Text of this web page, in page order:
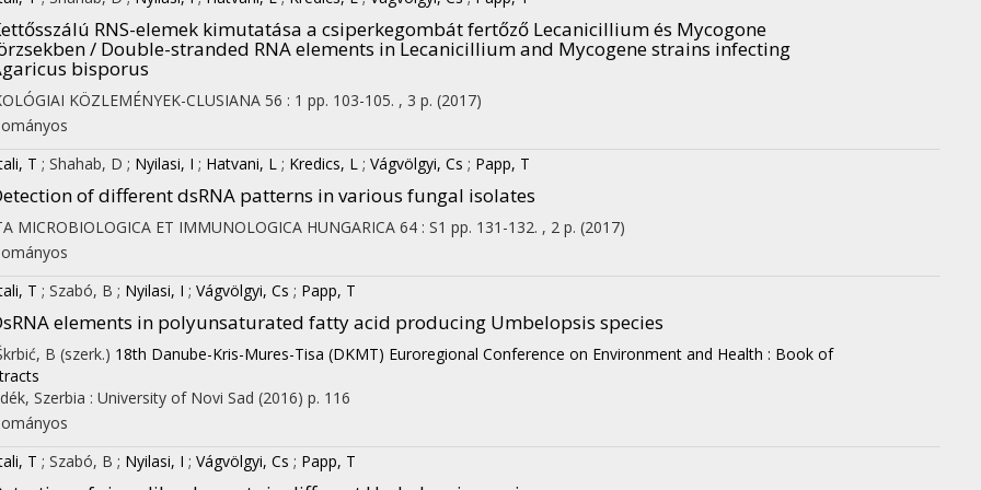
RNS-elemek kimutatása a csiperkegombát fertőző Lecanicillium és Mycogone
/ Double-stranded RNA elements in Lecanicillium and Mycogene strains infecting
bisporus
KÖZLEMÉNYEK-CLUSIANA 56 : 1 pp. 103-105. , 3 p. (2017)
T ; Shahab, D ; Nyilasi, I ; Hatvani, L ; Kredics, L ; Vágvölgyi, Cs ; Papp, T
of different dsRNA patterns in various fungal isolates
MICROBIOLOGICA ET IMMUNOLOGICA HUNGARICA 64 : S1 pp. 131-132. , 2 p. (2017)
T ; Szabó, B ; Nyilasi, I ; Vágvölgyi, Cs ; Papp, T
elements in polyunsaturated fatty acid producing Umbelopsis species
B (szerk.) 18th Danube-Kris-Mures-Tisa (DKMT) Euroregional Conference on Environment and Health : Book of
Szerbia : University of Novi Sad (2016) p. 116
T ; Szabó, B ; Nyilasi, I ; Vágvölgyi, Cs ; Papp, T